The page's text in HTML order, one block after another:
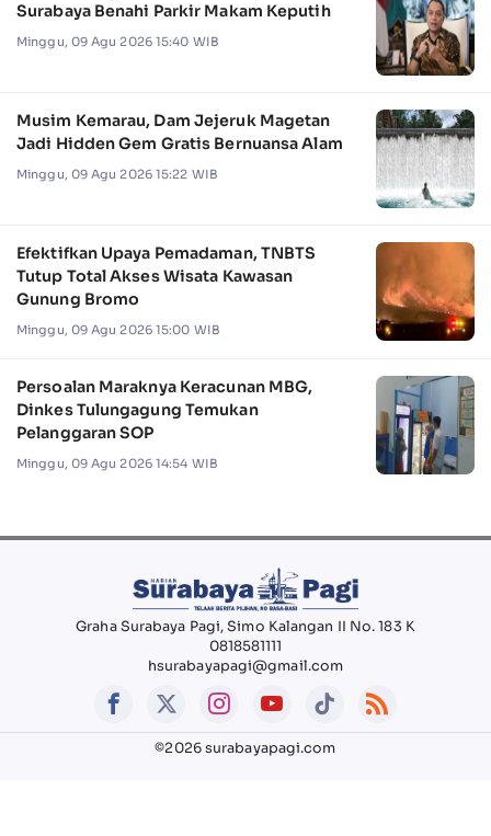
Surabaya Benahi Parkir Makam Keputih
Minggu, 09 Agu 2026 15:40 WIB
Musim Kemarau, Dam Jejeruk Magetan
Jadi Hidden Gem Gratis Bernuansa Alam
Minggu, 09 Agu 2026 15:22 WIB
Efektifkan Upaya Pemadaman, TNBTS
Tutup Total Akses Wisata Kawasan
Gunung Bromo
Minggu, 09 Agu 2026 15:00 WIB
Persoalan Maraknya Keracunan MBG,
Dinkes Tulungagung Temukan
Pelanggaran SOP
Minggu, 09 Agu 2026 14:54 WIB
Graha Surabaya Pagi, Simo Kalangan II No. 183 K
0818581111
hsurabayapagi@gmail.com
©2026 surabayapagi.com